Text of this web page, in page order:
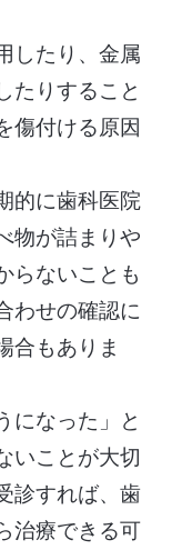
したり、金属
たりすること
傷付ける原因
的に歯科医院
物が詰まりや
らないことも
わせの確認に
合もありま
になった」と
いことが大切
診すれば、歯
治療できる可